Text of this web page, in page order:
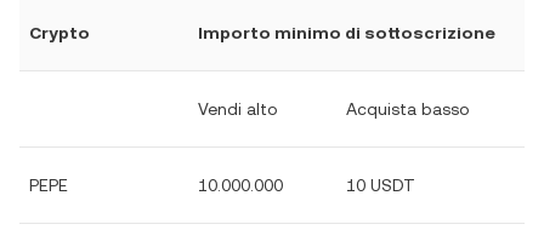
Crypto Importo minimo di sottoscrizione
Vendi alto Acquista basso
PEPE 10.000.000 10 USDT